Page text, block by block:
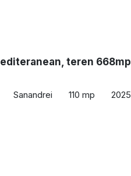
teren 668mp
Sanandrei 110 mp 2025